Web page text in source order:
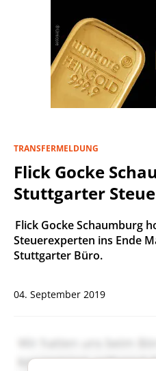
TRANSFERMELDUNG
Flick Gocke
Stuttgarter
Flick Gocke Schaumburg
Steuerexperten ins Ende
Stuttgarter Büro.
04. September 2019